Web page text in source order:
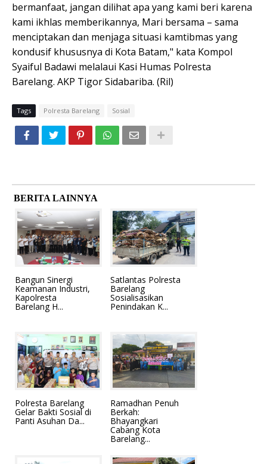
bermanfaat, jangan dilihat apa yang kami beri karena
kami ikhlas memberikannya, Mari bersama – sama
menciptakan dan menjaga situasi kamtibmas yang
kondusif khususnya di Kota Batam," kata Kompol
Syaiful Badawi melalaui Kasi Humas Polresta
Barelang. AKP Tigor Sidabariba. (Ril)
Tags Polresta Barelang Sosial
BERITA LAINNYA
Bangun Sinergi
Keamanan Industri,
Kapolresta
Barelang H...
Satlantas Polresta
Barelang
Sosialisasikan
Penindakan K...
Polresta Barelang
Gelar Bakti Sosial di
Panti Asuhan Da...
Ramadhan Penuh
Berkah:
Bhayangkari
Cabang Kota
Barelang...